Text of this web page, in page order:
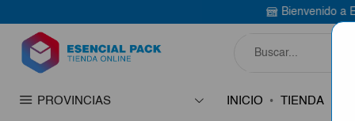
Bienvenido a Esencial Pack
PROVINCIAS INICIO TIENDA